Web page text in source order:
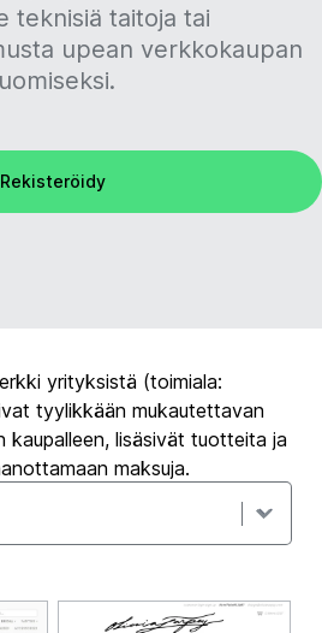
teknisiä taitoja tai
upean verkkokaupan
Rekisteröidy
yrityksistä (toimiala:
tyylikkään mukautettavan
kaupalleen, lisäsivät tuotteita ja
maksuja.